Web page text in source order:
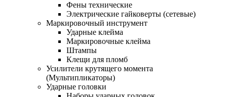
Фены технические
Электрические гайковерты (сетевые)
Маркировочный инструмент
Ударные клейма
Маркировочные клейма
Штампы
Клещи для пломб
Усилители крутящего момента
(Мультипликаторы)
Ударные головки